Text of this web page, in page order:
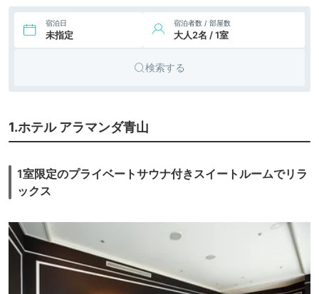
宿泊日
未指定
宿泊者数 / 部屋数
大人2名 / 1室
検索する
1.ホテル アラマンダ青山
1室限定のプライベートサウナ付きスイートルームでリラ
ックス